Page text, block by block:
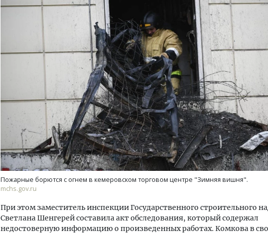
Пожарные борются с огнем в кемеровском торговом центре "Зимняя вишня".
mchs.gov.ru
При этом заместитель инспекции Государственного строительного
Светлана Шенгерей составила акт обследования, который содержал
недостоверную информацию о произведенных работах. Комкова в